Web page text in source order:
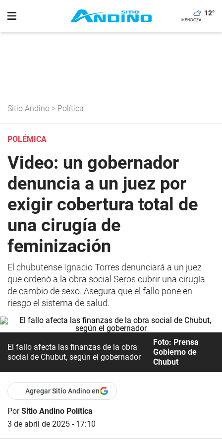
12°
Sitio Andino > Política
POLÉMICA
Video: un gobernador
denuncia a un juez por
exigir cobertura total de
una cirugía de
feminización
El chubutense Ignacio Torres denunciará a un juez
que ordenó a la obra social Seros cubrir una cirugía
de cambio de sexo. Asegura que el fallo pone en
riesgo el sistema de salud.
El fallo afecta las finanzas de la obra
social de Chubut, según el gobernador
Foto: Prensa
Gobierno de
Chubut
Agregar Sitio Andino en
PorSitio Andino Política
3 de abril de 2025 - 17:10